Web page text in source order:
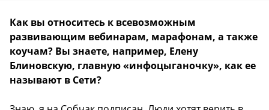
Как вы относитесь к всевозможным
развивающим вебинарам, марафонам, а также
коучам? Вы знаете, например, Елену
Блиновскую, главную «инфоцыганочку», как ее
называют в Сети?